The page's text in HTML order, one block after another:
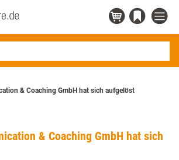
& Coaching GmbH hat sich aufgelöst
& Coaching GmbH hat sich